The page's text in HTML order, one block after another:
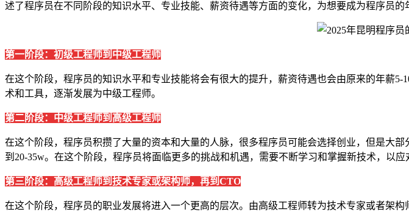
述了程序员在不同阶段的知识水平、专业技能、薪资待遇等方面的变化，为想要成为程序员的
第一阶段：初级工程师到中级工程师
在这个阶段，程序员的知识水平和专业技能将会有很大的提升，薪资待遇也会由原来的年薪
术和工具，逐渐发展为中级工程师。
第二阶段：中级工程师到高级工程师
在这个阶段，程序员积攒了大量的资本和大量的人脉，很多程序员可能会选择创业，但是大
到20-35w。在这个阶段，程序员将面临更多的挑战和机遇，需要不断学习和掌握新技术，以应
第三阶段：高级工程师到技术专家或架构师，再到CTO
在这个阶段，程序员的职业发展将进入一个更高的层次。由高级工程师转为技术专家或者架